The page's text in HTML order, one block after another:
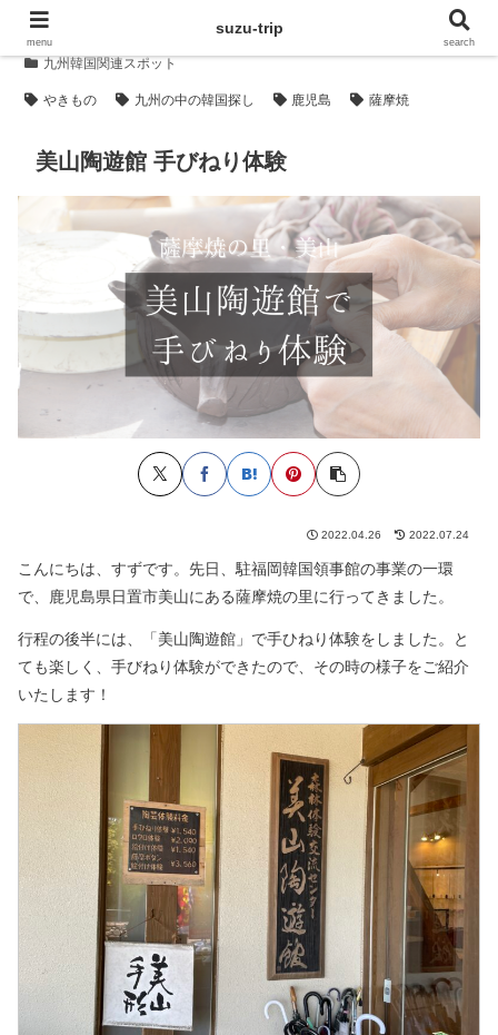
九州韓国関連スポット
やきもの 九州の中の韓国探し 鹿児島 薩摩焼
美山陶遊館 手びねり体験
2022.04.26 2022.07.24
こんにちは、すずです。 先日、駐福岡韓国領事館の事業の一環
で、鹿児島県日置市美山にある薩摩焼の里に行ってきました。
行程の後半には、「美山陶遊館」で手ひねり体験をしました。と
ても楽しく、手びねり体験ができたので、その時の様子をご紹介
いたします！
menu
suzu-trip
search